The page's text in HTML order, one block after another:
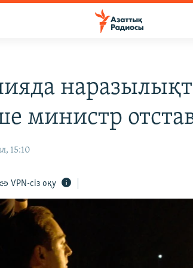
министр
15:10
VPN-сіз оқу